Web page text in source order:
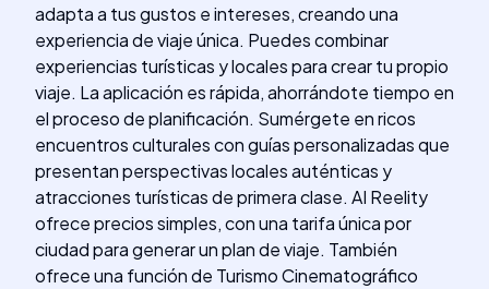
adapta a tus gustos e intereses, creando una
experiencia de viaje única. Puedes combinar
experiencias turísticas y locales para crear tu propio
viaje. La aplicación es rápida, ahorrándote tiempo en
el proceso de planificación. Sumérgete en ricos
encuentros culturales con guías personalizadas que
presentan perspectivas locales auténticas y
atracciones turísticas de primera clase. AI Reelity
ofrece precios simples, con una tarifa única por
ciudad para generar un plan de viaje. También
ofrece una función de Turismo Cinematográfico